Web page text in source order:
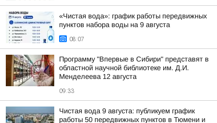
«Чистая вода»: график работы передвижных
пунктов набора воды на 9 августа
08:07
Программу "Впервые в Сибири" представят в
областной научной библиотеке им. Д.И.
Менделеева 12 августа
09:33
Чистая вода 9 августа: публикуем график
работы 50 передвижных пунктов в Тюмени и